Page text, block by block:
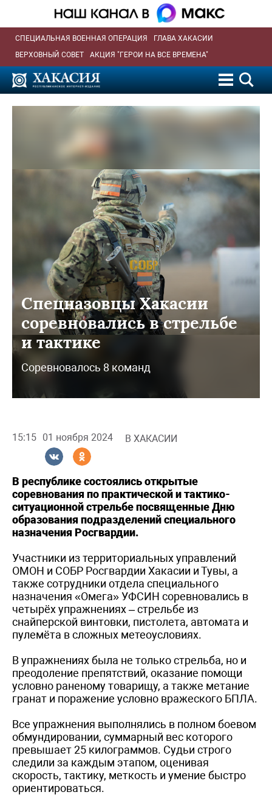
СПЕЦИАЛЬНАЯ ВОЕННАЯ ОПЕРАЦИЯ
ГЛАВА ХАКАСИИ
ВЕРХОВНЫЙ СОВЕТ
АКЦИЯ "ГЕРОИ НА ВСЕ ВРЕМЕНА"
Спецназовцы Хакасии
соревновались в стрельбе
и тактике
Соревновалось 8 команд
15:15 01 ноября 2024 В ХАКАСИИ
В республике состоялись открытые
соревнования по практической и тактико-
ситуационной стрельбе посвященные Дню
образования подразделений специального
назначения Росгвардии.
Участники из территориальных управлений
ОМОН и СОБР Росгвардии Хакасии и Тувы, а
также сотрудники отдела специального
назначения «Омега» УФСИН соревновались в
четырёх упражнениях – стрельбе из
снайперской винтовки, пистолета, автомата и
пулемёта в сложных метеоусловиях.
В упражнениях была не только стрельба, но и
преодоление препятствий, оказание помощи
условно раненому товарищу, а также метание
гранат и поражение условно вражеского БПЛА.
Все упражнения выполнялись в полном боевом
обмундировании, суммарный вес которого
превышает 25 килограммов. Судьи строго
следили за каждым этапом, оценивая
скорость, тактику, меткость и умение быстро
ориентироваться.